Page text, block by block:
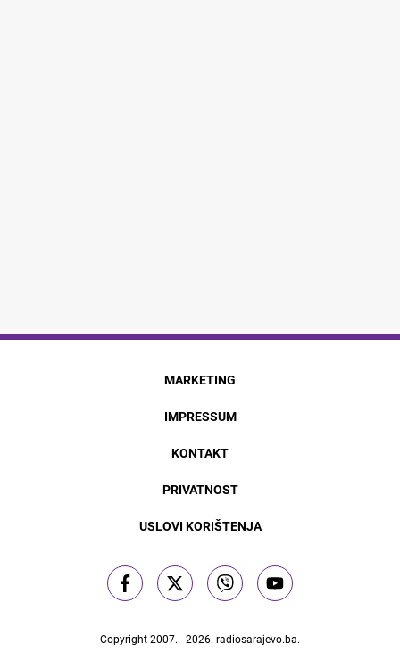
MARKETING
IMPRESSUM
KONTAKT
PRIVATNOST
USLOVI KORIŠTENJA
Copyright 2007. - 2026. radiosarajevo.ba.